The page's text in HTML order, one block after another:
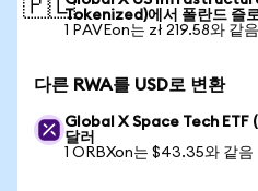
🇵🇱Tokenized)에서 폴란드 즐
1 PAVEon는 zł 219.58와 같음
다른 RWA를 USD로 변환
Global X Space Tech ETF
달러
1 ORBXon는 $43.35와 같음